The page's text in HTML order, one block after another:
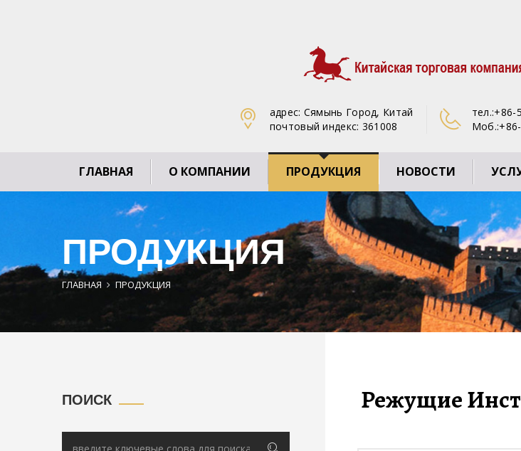
тел.:+86-
Моб.:
адрес: Сямынь Город, Китай
почтовый индекс: 361008
ГЛАВНАЯ О КОМПАНИИ ПРОДУКЦИЯ НОВОСТИ
ПРОДУКЦИЯ
ГЛАВНАЯ ПРОДУКЦИЯ
ПОИСК Режущие